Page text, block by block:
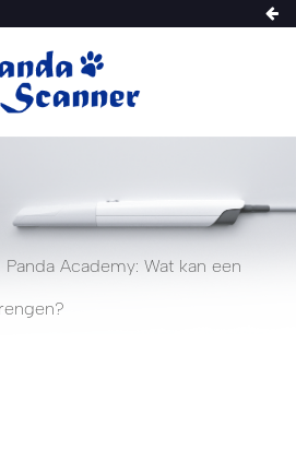
Panda Academy: Wat kan een